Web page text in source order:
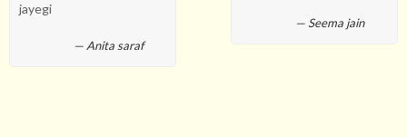
jayegi
Anita saraf
Seema jain